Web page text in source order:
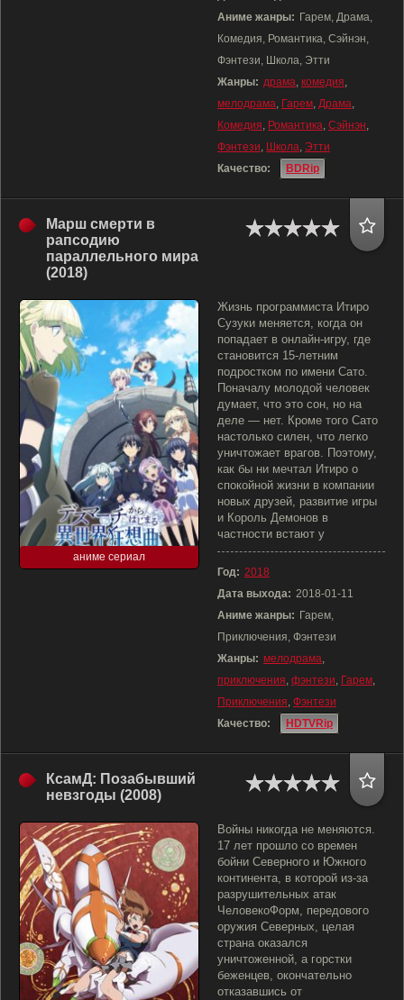
Аниме жанры: Гарем, Драма,
Комедия, Романтика, Сэйнэн,
Фэнтези, Школа, Этти
Жанры: драма, комедия,
мелодрама, Гарем, Драма,
Комедия, Романтика, Сэйнэн,
Фэнтези, Школа, Этти
Качество:
BDRip
Марш смерти в
рапсодию
параллельного мира
(2018)
аниме сериал
Жизнь программиста Итиро
Сузуки меняется, когда он
попадает в онлайн-игру, где
становится 15-летним
подростком по имени Сато.
Поначалу молодой человек
думает, что это сон, но на
деле — нет. Кроме того Сато
настолько силен, что легко
уничтожает врагов. Поэтому,
как бы ни мечтал Итиро о
спокойной жизни в компании
новых друзей, развитие игры
и Король Демонов в
частности встают у
Год: 2018
Дата выхода: 2018-01-11
Аниме жанры: Гарем,
Приключения, Фэнтези
Жанры: мелодрама,
приключения, фэнтези, Гарем,
Приключения, Фэнтези
Качество:
HDTVRip
КсамД: Позабывший
невзгоды (2008)
Войны никогда не меняются.
17 лет прошло со времен
бойни Северного и Южного
континента, в которой из-за
разрушительных атак
ЧеловекоФорм, передового
оружия Северных, целая
страна оказался
уничтоженной, а горстки
беженцев, окончательно
отказавшись от